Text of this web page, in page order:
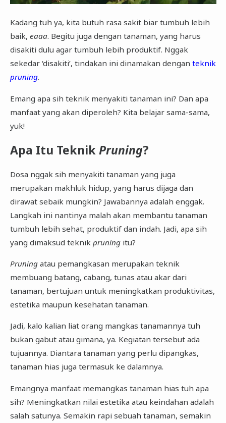
Kadang tuh ya, kita butuh rasa sakit biar tumbuh lebih
baik, eaaa. Begitu juga dengan tanaman, yang harus
disakiti dulu agar tumbuh lebih produktif. Nggak
sekedar ‘disakiti’, tindakan ini dinamakan dengan teknik
pruning.
Emang apa sih teknik menyakiti tanaman ini? Dan apa
manfaat yang akan diperoleh? Kita belajar sama-sama,
yuk!
Apa Itu TeknikPruning?
Dosa nggak sih menyakiti tanaman yang juga
merupakan makhluk hidup, yang harus dijaga dan
dirawat sebaik mungkin? Jawabannya adalah enggak.
Langkah ini nantinya malah akan membantu tanaman
tumbuh lebih sehat, produktif dan indah. Jadi, apa sih
yang dimaksud teknik pruningitu?
Pruningatau pemangkasan merupakan teknik
membuang batang, cabang, tunas atau akar dari
tanaman, bertujuan untuk meningkatkan produktivitas,
estetika maupun kesehatan tanaman.
Jadi, kalo kalian liat orang mangkas tanamannya tuh
bukan gabut atau gimana, ya. Kegiatan tersebut ada
tujuannya. Diantara tanaman yang perlu dipangkas,
tanaman hias juga termasuk ke dalamnya.
Emangnya manfaat memangkas tanaman hias tuh apa
sih? Meningkatkan nilai estetika atau keindahan adalah
salah satunya. Semakin rapi sebuah tanaman, semakin